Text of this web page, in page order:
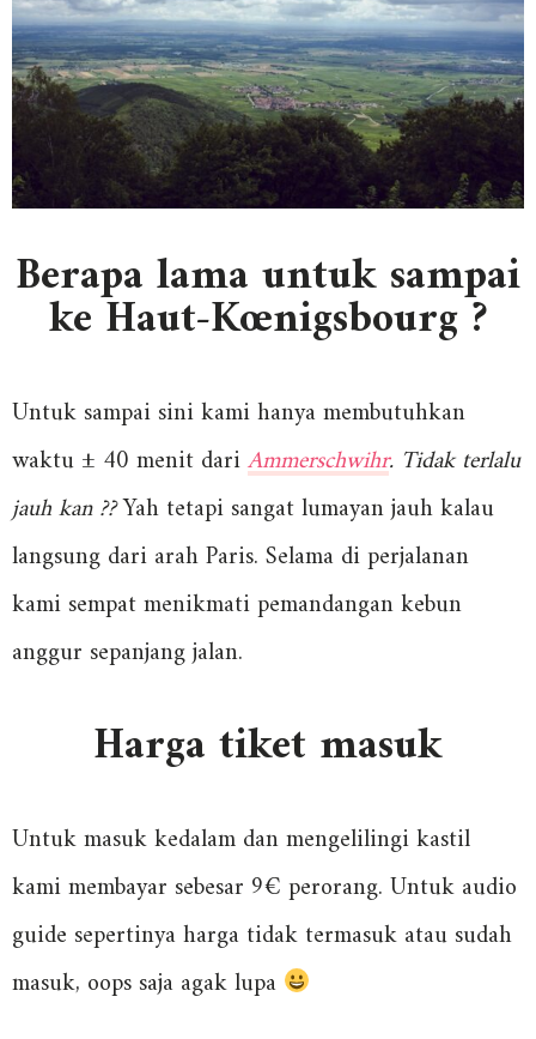
Berapa lama untuk sampai
ke Haut-Kœnigsbourg ?
Untuk sampai sini kami hanya membutuhkan
waktu ± 40 menit dariAmmerschwihr. Tidak terlalu
jauh kan ??Yah tetapi sangat lumayan jauh kalau
langsung dari arah Paris. Selama di perjalanan
kami sempat menikmati pemandangan kebun
anggur sepanjang jalan.
Harga tiket masuk
Untuk masuk kedalam dan mengelilingi kastil
kami membayar sebesar 9€ perorang. Untuk audio
guide sepertinya harga tidak termasuk atau sudah
masuk, oops saja agak lupa